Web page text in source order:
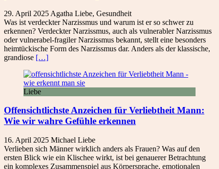
29. April 2025 Agatha Liebe, Gesundheit
Was ist verdeckter Narzissmus und warum ist er so schwer zu
erkennen? Verdeckter Narzissmus, auch als vulnerabler Narzissmus
oder vulnerabel-fragiler Narzissmus bekannt, stellt eine besonders
heimtückische Form des Narzissmus dar. Anders als der klassische,
grandiose […]
Liebe
Offensichtlichste Anzeichen für Verliebtheit Mann:
Wie wir wahre Gefühle erkennen
16. April 2025 Michael Liebe
Verlieben sich Männer wirklich anders als Frauen? Was auf den
ersten Blick wie ein Klischee wirkt, ist bei genauerer Betrachtung
ein komplexes Zusammenspiel aus Körpersprache, emotionalen